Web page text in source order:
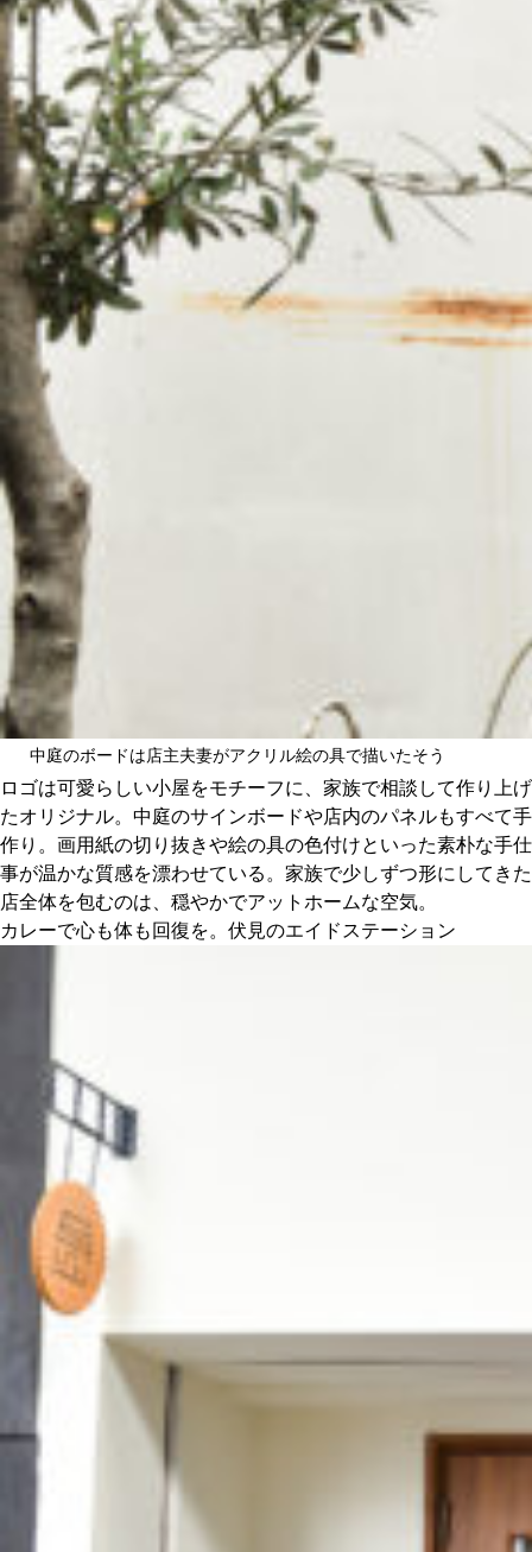
中庭のボードは店主夫妻がアクリル絵の具で描いたそう
ロゴは可愛らしい小屋をモチーフに、家族で相談して作り上げ
たオリジナル。中庭のサインボードや店内のパネルもすべて手
作り。画用紙の切り抜きや絵の具の色付けといった素朴な手仕
事が温かな質感を漂わせている。家族で少しずつ形にしてきた
店全体を包むのは、穏やかでアットホームな空気。
カレーで心も体も回復を。伏見のエイドステーション